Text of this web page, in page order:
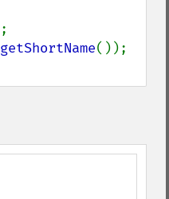
getShortName